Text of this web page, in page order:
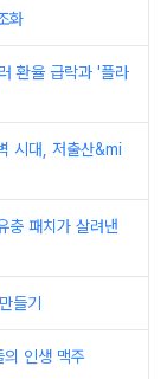
화
환율 급락과 '플라
시대, 저출산&mi
패치가 살려낸
들기
의 인생 맥주